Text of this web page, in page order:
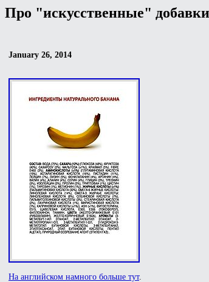
Про "искусственные" добавки
January 26, 2014
На английском намного больше тут.